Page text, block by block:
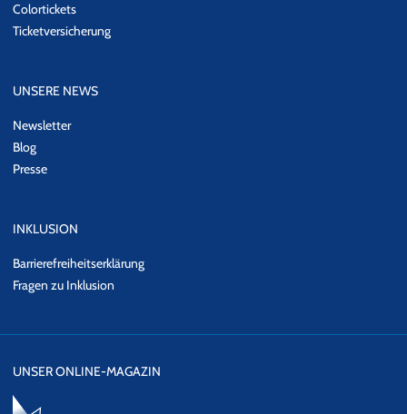
Colortickets
Ticketversicherung
UNSERE NEWS
Newsletter
Blog
Presse
INKLUSION
Barrierefreiheitserklärung
Fragen zu Inklusion
UNSER ONLINE-MAGAZIN